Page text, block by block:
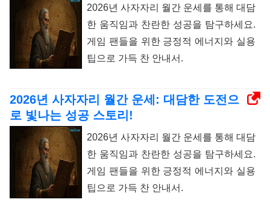
2026년 사자자리 월간 운세를 통해 대담
한 움직임과 찬란한 성공을 탐구하세요.
게임 팬들을 위한 긍정적 에너지와 실용
팁으로 가득 찬 안내서.
2026년 사자자리 월간 운세: 대담한 도전으
로 빛나는 성공 스토리!
2026년 사자자리 월간 운세를 통해 대담
한 움직임과 찬란한 성공을 탐구하세요.
게임 팬들을 위한 긍정적 에너지와 실용
팁으로 가득 찬 안내서.